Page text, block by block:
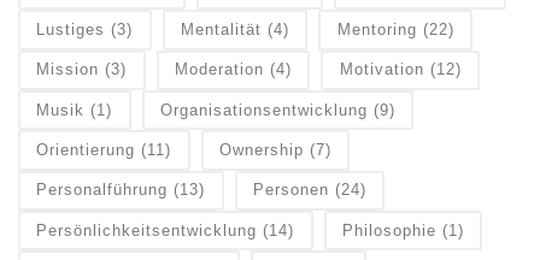
Lustiges (3) Mentalität (4) Mentoring (22)
Mission (3) Moderation (4) Motivation (12)
Musik (1) Organisationsentwicklung (9)
Orientierung (11) Ownership (7)
Personalführung (13) Personen (24)
Persönlichkeitsentwicklung (14) Philosophie (1)